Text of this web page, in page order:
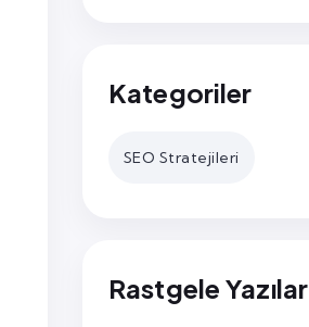
Kategoriler
SEO Stratejileri
Rastgele Yazılar